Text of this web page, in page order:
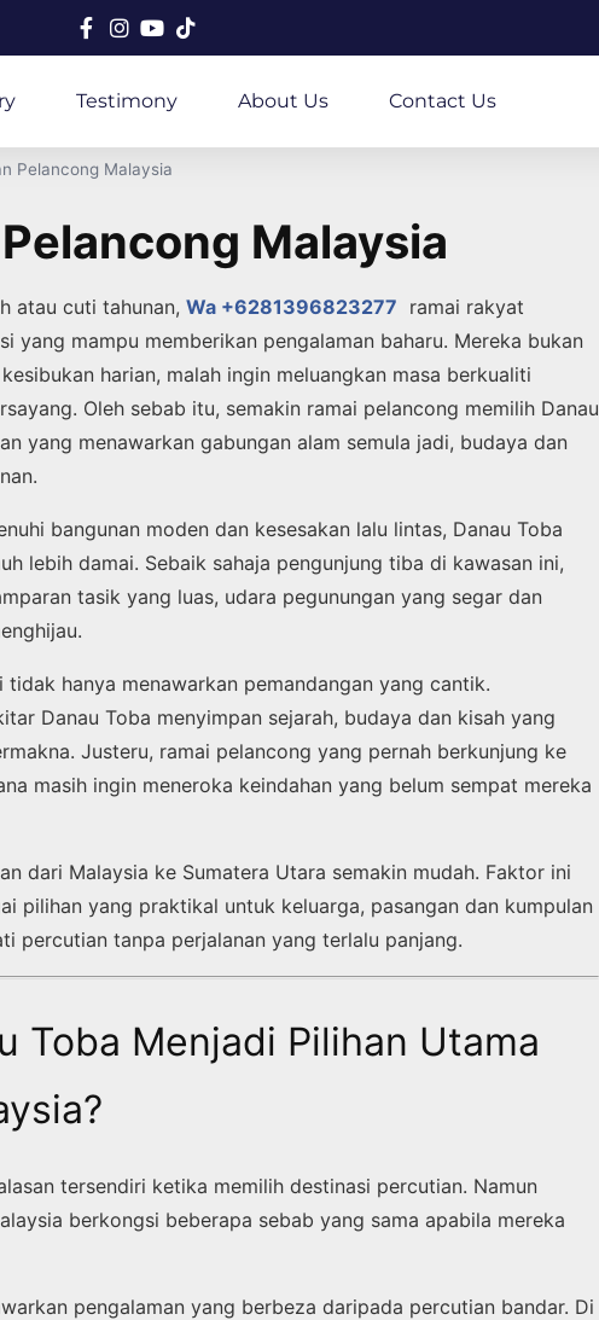
Testimony About Us Contact Us
Pelancong Malaysia
Malaysia
atau cuti tahunan, Wa +6281396823277 ramai rakyat
yang mampu memberikan pengalaman baharu. Mereka bukan
harian, malah ingin meluangkan masa berkualiti
Oleh sebab itu, semakin ramai pelancong memilih Danau
yang menawarkan gabungan alam semula jadi, budaya dan
bangunan moden dan kesesakan lalu lintas, Danau Toba
lebih damai. Sebaik sahaja pengunjung tiba di kawasan ini,
tasik yang luas, udara pegunungan yang segar dan
hanya menawarkan pemandangan yang cantik.
Danau Toba menyimpan sejarah, budaya dan kisah yang
Justeru, ramai pelancong yang pernah berkunjung ke
masih ingin meneroka keindahan yang belum sempat mereka
dari Malaysia ke Sumatera Utara semakin mudah. Faktor ini
pilihan yang praktikal untuk keluarga, pasangan dan kumpulan
percutian tanpa perjalanan yang terlalu panjang.
Toba Menjadi Pilihan Utama
tersendiri ketika memilih destinasi percutian. Namun
berkongsi beberapa sebab yang sama apabila mereka
pengalaman yang berbeza daripada percutian bandar. Di